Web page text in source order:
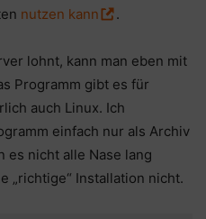
nutzen kann .
lohnt, kann man eben mit
Programm gibt es für
auch Linux. Ich
einfach nur als Archiv
es nicht alle Nase lang
„richtige“ Installation nicht.